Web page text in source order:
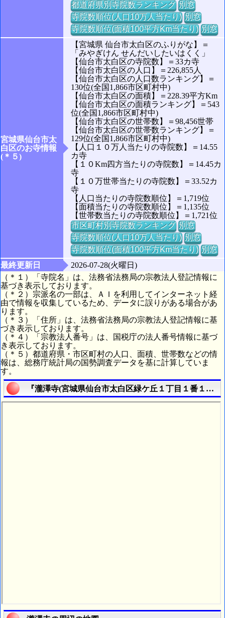
都道府県別寺院数ランキング 別窓
寺院数順位(人口10万人当たり) 別窓
寺院数順位(面積100平方Km当たり) 別窓
宮城県仙台市太
白区のお寺情報
(＊５)
【宮城県 仙台市太白区のふりがな】＝
「みやぎけん せんだいしたいはくく」
【仙台市太白区の寺院数】＝33カ寺
【仙台市太白区の人口】＝226,855人
【仙台市太白区の人口数ランキング】＝
130位(全国1,866市区町村中)
【仙台市太白区の面積】＝228.39平方Km
【仙台市太白区の面積ランキング】＝543
位(全国1,866市区町村中)
【仙台市太白区の世帯数】＝98,456世帯
【仙台市太白区の世帯数ランキング】＝
129位(全国1,866市区町村中)
【人口１０万人当たりの寺院数】＝14.55
カ寺
【１０Km四方当たりの寺院数】＝14.45カ
寺
【１０万世帯当たりの寺院数】＝33.52カ
寺
【人口当たりの寺院数順位】＝1,719位
【面積当たりの寺院数順位】＝1,135位
【世帯数当たりの寺院数順位】＝1,721位
市区町村別寺院数ランキング 別窓
寺院数順位(人口10万人当たり) 別窓
寺院数順位(面積100平方Km当たり) 別窓
最終更新日
2026-07-28(火曜日)
（＊１）「寺院名」は、法務省法務局の宗教法人登記情報に
基づき表示しております。
（＊２）宗派名の一部は、ＡＩを利用してインターネット経
由で情報を収集しているため、データに誤りがある場合があ
ります。
（＊３）「住所」は、法務省法務局の宗教法人登記情報に基
づき表示しております。
（＊４）「宗教法人番号」は、国税庁の法人番号情報に基づ
き表示しております。
（＊５）都道府県・市区町村の人口、面積、世帯数などの情
報は、総務庁統計局の国勢調査データを基に計算していま
す。
『瀧澤寺(宮城県仙台市太白区緑ケ丘１丁目１番１号)